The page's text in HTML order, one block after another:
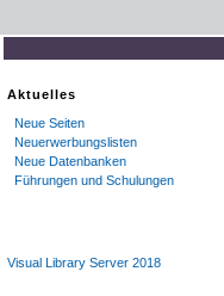
Aktuelles
Neue Seiten
Neuerwerbungslisten
Neue Datenbanken
Führungen und Schulungen
Visual Library Server 2018